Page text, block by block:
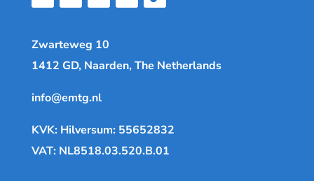
Zwarteweg 10
1412 GD, Naarden, The Netherlands
info@emtg.nl
KVK: Hilversum: 55652832
VAT: NL8518.03.520.B.01